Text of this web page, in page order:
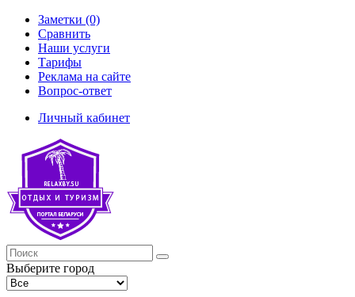
Заметки (0)
Сравнить
Наши услуги
Тарифы
Реклама на сайте
Вопрос-ответ
Личный кабинет
Выберите город